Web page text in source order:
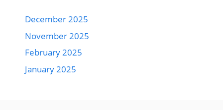
December 2025
November 2025
February 2025
January 2025